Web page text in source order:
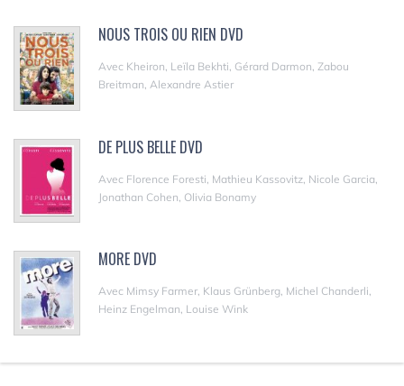
NOUS TROIS OU RIEN DVD
Avec Kheiron, Leïla Bekhti, Gérard Darmon, Zabou
Breitman, Alexandre Astier
DE PLUS BELLE DVD
Avec Florence Foresti, Mathieu Kassovitz, Nicole Garcia,
Jonathan Cohen, Olivia Bonamy
MORE DVD
Avec Mimsy Farmer, Klaus Grünberg, Michel Chanderli,
Heinz Engelman, Louise Wink